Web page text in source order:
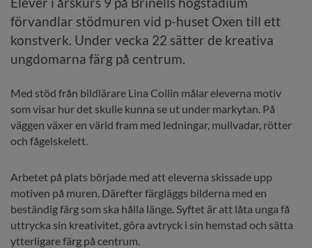
förvandlar stödmuren vid p-huset Oxen till ett
konstverk. Under vecka 22 sätter de kreativa
ungdomarna färg på centrum.
Med stöd från bildlärare Lina Collin målar eleverna motiv
som visar hur det skulle kunna se ut under markytan. På
väggen växer en värld fram med ledningar, mullvadar, rötter
och fågelskelett.
Arbetet på plats började med att eleverna skissade upp
motiven på muren. Därefter färgläggs bilderna med en
beständig färg som ska hålla länge. Syftet är att låta unga få
uttrycka sin kreativitet, göra avtryck i sin hemstad och sätta
ytterligare färg på centrum.